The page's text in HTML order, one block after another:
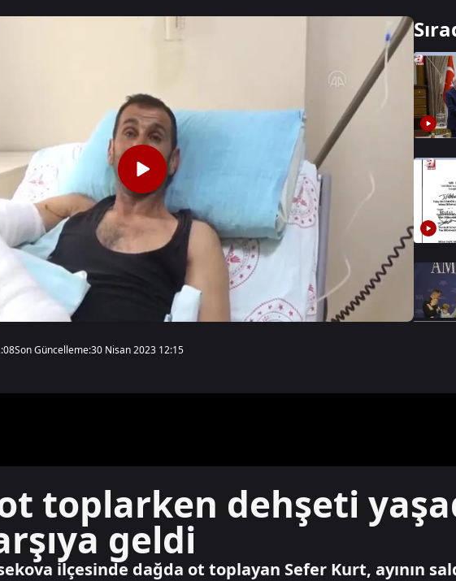
Son Güncelleme:30 Nisan 2023 12:15
toplarken dehşeti
geldi
ilçesinde dağda ot toplayan Sefer Kurt, ayının